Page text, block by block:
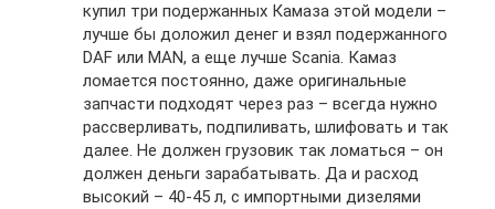
купил три подержанных Камаза этой модели –
лучше бы доложил денег и взял подержанного
DAF или MAN, а еще лучше Scania. Камаз
ломается постоянно, даже оригинальные
запчасти подходят через раз – всегда нужно
рассверливать, подпиливать, шлифовать и так
далее. Не должен грузовик так ломаться – он
должен деньги зарабатывать. Да и расход
высокий – 40-45 л, с импортными дизелями